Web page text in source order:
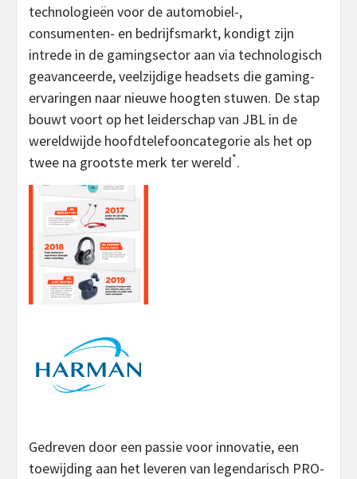
technologieën voor de automobiel-,
consumenten- en bedrijfsmarkt, kondigt zijn
intrede in de gamingsector aan via technologisch
geavanceerde, veelzijdige headsets die gaming-
ervaringen naar nieuwe hoogten stuwen. De stap
bouwt voort op het leiderschap van JBL in de
wereldwijde hoofdtelefooncategorie als het op
twee na grootste merk ter wereld*.
Gedreven door een passie voor innovatie, een
toewijding aan het leveren van legendarisch PRO-